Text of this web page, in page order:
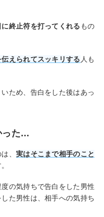
終止符を打ってくれる もの
えられてスッキリする 人も
ため、告白をした後はあっ
った…
は、実はそこまで相手のこと
度の気持ちで告白をした男性
た男性は、相手への気持ち